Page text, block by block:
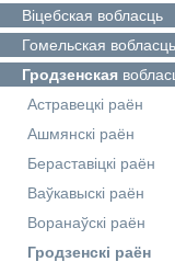
Віцебская вобласць
Гомельская вобласць
Гродзенская
Астравецкі раён
Ашмянскі раён
Бераставіцкі раён
Ваўкавыскі раён
Воранаўскі раён
Гродзенскі раён